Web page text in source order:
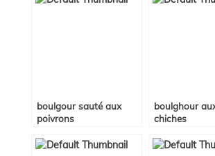
boulgour sauté aux
poivrons
boulghour
chiches